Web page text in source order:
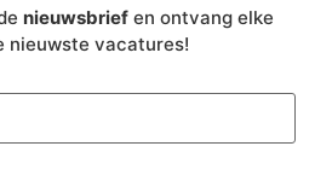
nieuwsbrief en ontvang elke
nieuwste vacatures!